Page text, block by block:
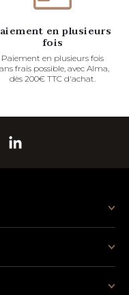
en plusieurs
fois
Paiement en plusieurs fois
frais possible, avec Alma,
dès 200€ TTC d'achat.